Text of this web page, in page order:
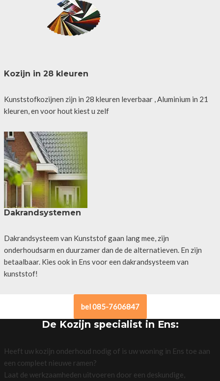
Kozijn in 28 kleuren
Kunststofkozijnen zijn in 28 kleuren leverbaar , Aluminium in 21
kleuren, en voor hout kiest u zelf
Dakrandsystemen
Dakrandsysteem van Kunststof gaan lang mee, zijn
onderhoudsarm en duurzamer dan de de alternatieven. En zijn
betaalbaar. Kies ook in Ens voor een dakrandsysteem van
kunststof!
bel 085-7606847
De Kozijn specialist in Ens:
Heeft uw kozijn onderhoud nodig of is uw woning in Ens toe aan
een compleet nieuwe ramen?
Laat de werkzaamheden uitvoeren door een deskundige,